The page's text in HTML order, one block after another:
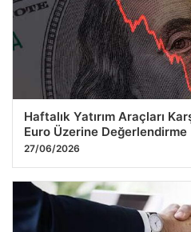
Haftalık Yatırım Araçları
Euro Üzerine Değerlendirme
27/06/2026